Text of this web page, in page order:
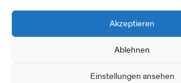
Akzeptieren
Ablehnen
Einstellungen ansehen